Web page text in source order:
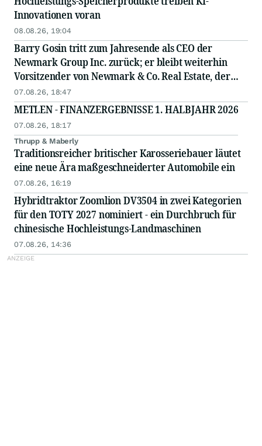
Innovationen voran
08.08.26, 19:04
Barry Gosin tritt zum Jahresende als CEO der
Newmark Group Inc. zurück; er bleibt weiterhin
Vorsitzender von Newmark & Co. Real Estate, der
operativen Gesellschaft von Newmark
07.08.26, 18:47
METLEN - FINANZERGEBNISSE 1. HALBJAHR 2026
07.08.26, 18:17
Thrupp & Maberly
Traditionsreicher britischer Karosseriebauer läutet
eine neue Ära maßgeschneiderter Automobile ein
07.08.26, 16:19
Hybridtraktor Zoomlion DV3504 in zwei Kategorien
für den TOTY 2027 nominiert - ein Durchbruch für
chinesische Hochleistungs-Landmaschinen
07.08.26, 14:36